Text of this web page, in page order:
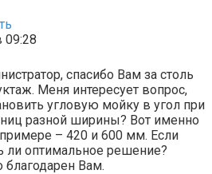
09:28
спасибо Вам за столь
Меня интересует вопрос,
угловую мойку в угол при
разной ширины? Вот именно
– 420 и 600 мм. Если
ли оптимальное решение?
благодарен Вам.